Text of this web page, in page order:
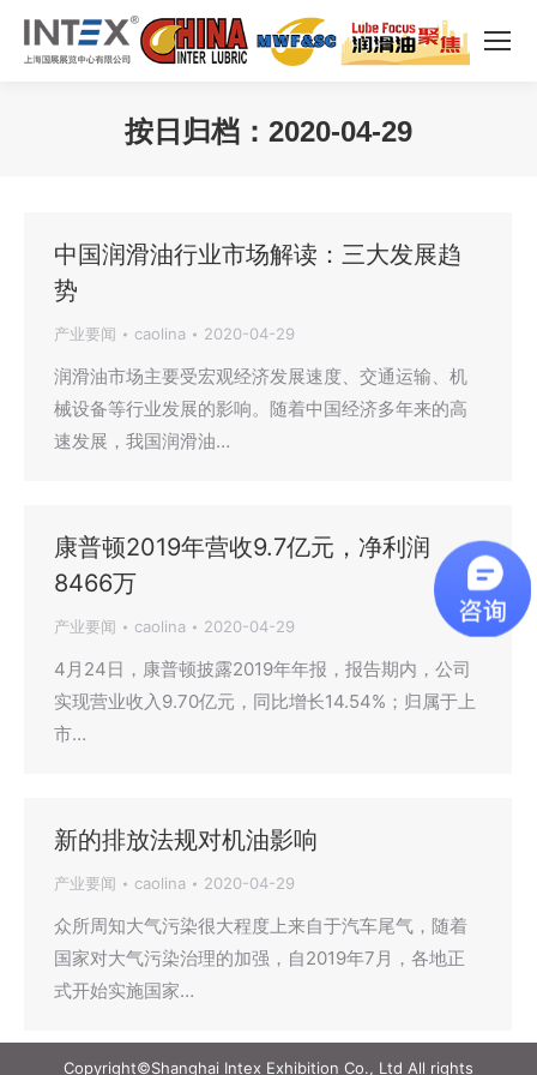
按日归档： 2020-04-29
中国润滑油行业市场解读：三大发展趋
势
产业要闻 caolina 2020-04-29
润滑油市场主要受宏观经济发展速度、交通运输、机
械设备等行业发展的影响。随着中国经济多年来的高
速发展，我国润滑油…
康普顿2019年营收9.7亿元，净利润
8466万
产业要闻 caolina 2020-04-29
4月24日，康普顿披露2019年年报，报告期内，公司
实现营业收入9.70亿元，同比增长14.54%；归属于上
市…
新的排放法规对机油影响
产业要闻 caolina 2020-04-29
众所周知大气污染很大程度上来自于汽车尾气，随着
国家对大气污染治理的加强，自2019年7月，各地正
式开始实施国家…
Copyright©Shanghai Intex Exhibition Co., Ltd All rights